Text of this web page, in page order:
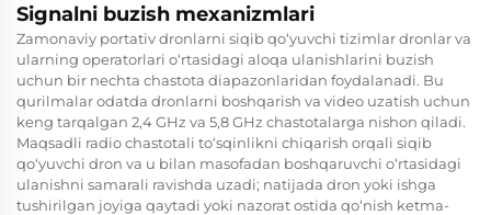
Signalni buzish mexanizmlari
Zamonaviy portativ dronlarni siqib qo‘yuvchi tizimlar dronlar va
ularning operatorlari o‘rtasidagi aloqa ulanishlarini buzish
uchun bir nechta chastota diapazonlaridan foydalanadi. Bu
qurilmalar odatda dronlarni boshqarish va video uzatish uchun
keng tarqalgan 2,4 GHz va 5,8 GHz chastotalarga nishon qiladi.
Maqsadli radio chastotali to‘sqinlikni chiqarish orqali siqib
qo‘yuvchi dron va u bilan masofadan boshqaruvchi o‘rtasidagi
ulanishni samarali ravishda uzadi; natijada dron yoki ishga
tushirilgan joyiga qaytadi yoki nazorat ostida qo‘nish ketma-